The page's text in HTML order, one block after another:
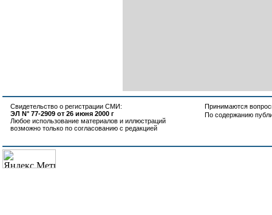
Свидетельство о регистрации СМИ:
ЭЛ N° 77-2909 от 26 июня 2000 г
Любое использование материалов и иллюстраций
возможно только по согласованию с редакцией
Принимаются
По содержанию